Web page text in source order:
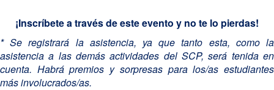
¡Inscríbete a través de este evento y no te lo pierdas!
* Se registrará la asistencia, ya que tanto esta, como la
asistencia a las demás actividades del SCP, será tenida en
cuenta. Habrá premios y sorpresas para los/as estudiantes
más involucrados/as.